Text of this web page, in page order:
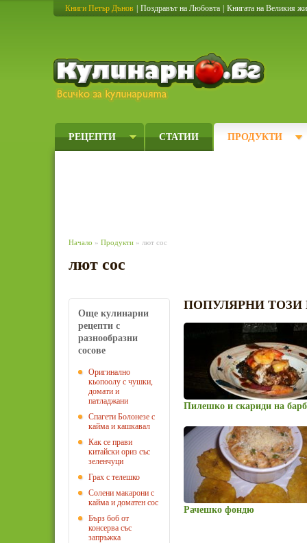
Книги Петър Дънов Поздравът на Любовта Книгата на Великия
РЕЦЕПТИ СТАТИИ ПРОДУКТИ
Начало » Продукти » лют сос
лют сос
Още кулинарни
рецепти с
разнообразни
сосове
Оригинално
кьопоолу с чушки,
домати и
патладжани
Спагети Болонезе с
кайма и кашкавал
Как се прави
китайски ориз със
зеленчуци
Грах с телешко
Солени макарони с
кайма и доматен сос
Бърз боб от
консерва със
запръжка
ПОПУЛЯРНИ ТОЗИ
Пилешко и скариди на
Рачешко фондю